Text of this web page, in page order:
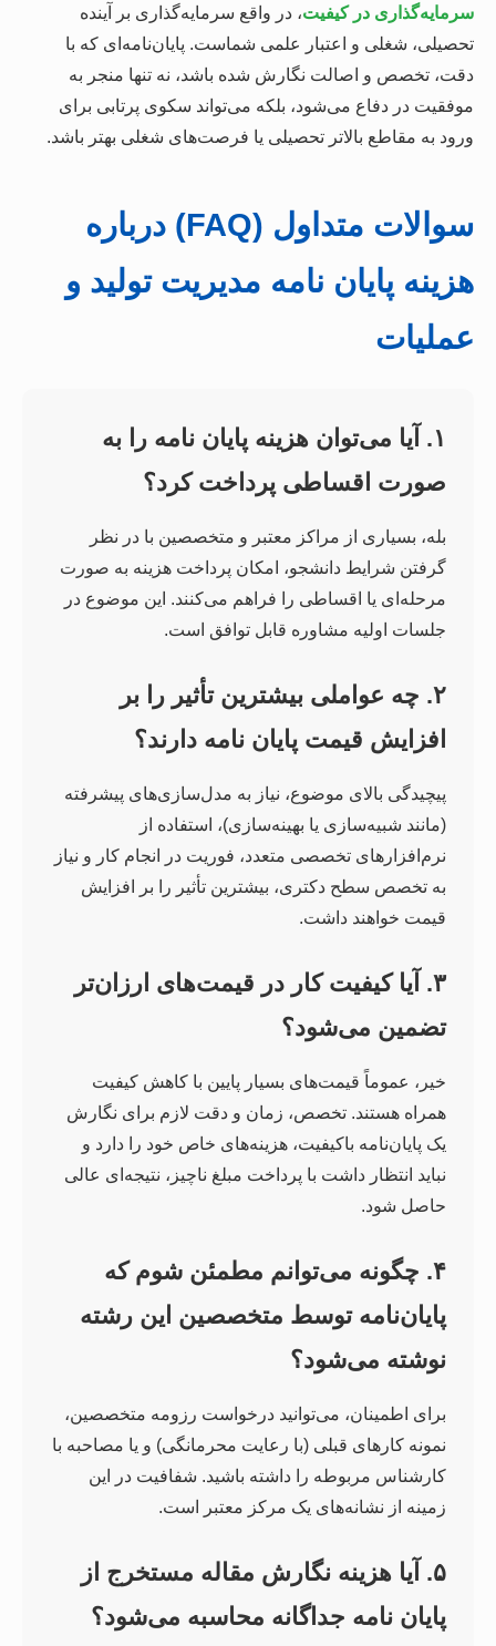
سرمایه‌گذاری در کیفیت، در واقع سرمایه‌گذاری بر آینده
تحصیلی، شغلی و اعتبار علمی شماست. پایان‌نامه‌ای که با
دقت، تخصص و اصالت نگارش شده باشد، نه تنها منجر به
موفقیت در دفاع می‌شود، بلکه می‌تواند سکوی پرتابی برای
ورود به مقاطع بالاتر تحصیلی یا فرصت‌های شغلی بهتر باشد.
سوالات متداول (FAQ) درباره
هزینه پایان نامه مدیریت تولید و
عملیات
۱. آیا می‌توان هزینه پایان نامه را به
صورت اقساطی پرداخت کرد؟
بله، بسیاری از مراکز معتبر و متخصصین با در نظر
گرفتن شرایط دانشجو، امکان پرداخت هزینه به صورت
مرحله‌ای یا اقساطی را فراهم می‌کنند. این موضوع در
جلسات اولیه مشاوره قابل توافق است.
۲. چه عواملی بیشترین تأثیر را بر
افزایش قیمت پایان نامه دارند؟
پیچیدگی بالای موضوع، نیاز به مدل‌سازی‌های پیشرفته
(مانند شبیه‌سازی یا بهینه‌سازی)، استفاده از
نرم‌افزارهای تخصصی متعدد، فوریت در انجام کار و نیاز
به تخصص سطح دکتری، بیشترین تأثیر را بر افزایش
قیمت خواهند داشت.
۳. آیا کیفیت کار در قیمت‌های ارزان‌تر
تضمین می‌شود؟
خیر، عموماً قیمت‌های بسیار پایین با کاهش کیفیت
همراه هستند. تخصص، زمان و دقت لازم برای نگارش
یک پایان‌نامه باکیفیت، هزینه‌های خاص خود را دارد و
نباید انتظار داشت با پرداخت مبلغ ناچیز، نتیجه‌ای عالی
حاصل شود.
۴. چگونه می‌توانم مطمئن شوم که
پایان‌نامه توسط متخصصین این رشته
نوشته می‌شود؟
برای اطمینان، می‌توانید درخواست رزومه متخصصین،
نمونه کارهای قبلی (با رعایت محرمانگی) و یا مصاحبه با
کارشناس مربوطه را داشته باشید. شفافیت در این
زمینه از نشانه‌های یک مرکز معتبر است.
۵. آیا هزینه نگارش مقاله مستخرج از
پایان نامه جداگانه محاسبه می‌شود؟